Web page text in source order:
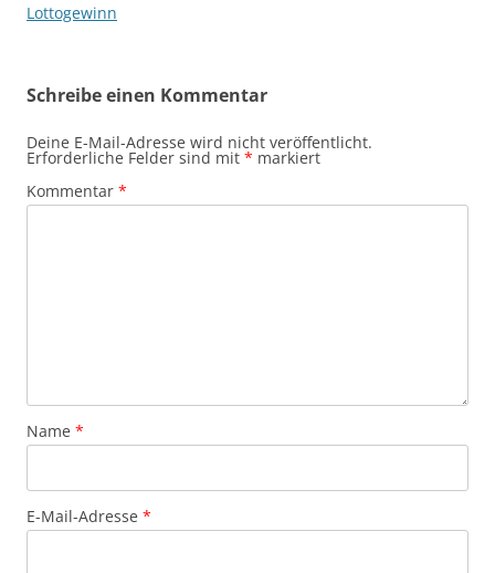
Lottogewinn
Schreibe einen Kommentar
Deine E-Mail-Adresse wird nicht veröffentlicht.
Erforderliche Felder sind mit * markiert
Kommentar *
Name *
E-Mail-Adresse *